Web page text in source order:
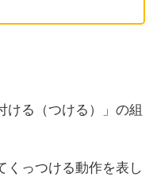
ける（つける）」の組
くっつける動作を表し